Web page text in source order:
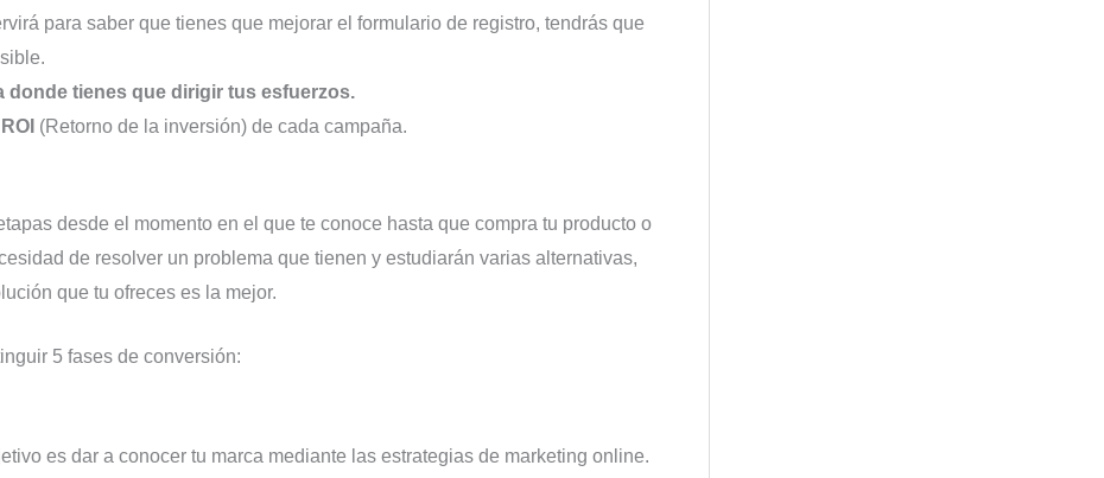
para saber que tienes que mejorar el formulario de registro, tendrás que
donde tienes que dirigir tus esfuerzos.
(Retorno de la inversión) de cada campaña.
desde el momento en el que te conoce hasta que compra tu producto o
de resolver un problema que tienen y estudiarán varias alternativas,
que tu ofreces es la mejor.
5 fases de conversión:
es dar a conocer tu marca mediante las estrategias de marketing online.